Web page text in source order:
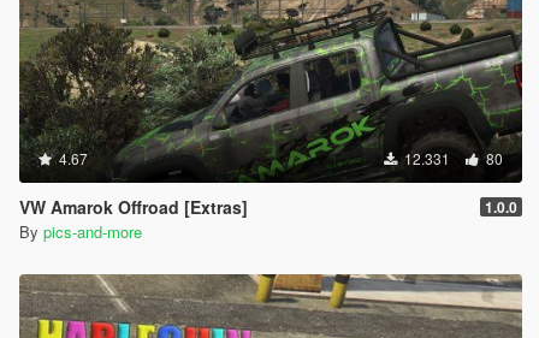
4.67 12.331 80
VW Amarok Offroad [Extras] 1.0.0
By pics-and-more